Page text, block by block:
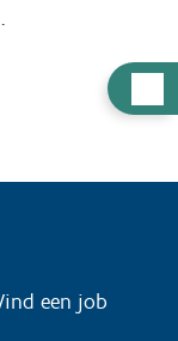
u
p
een job